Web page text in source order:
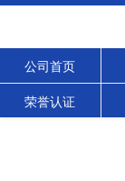
公司首页
荣誉认证